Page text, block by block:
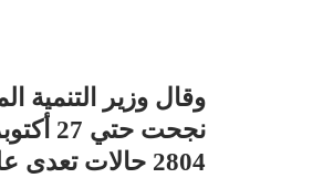
وقال وزير التنمية